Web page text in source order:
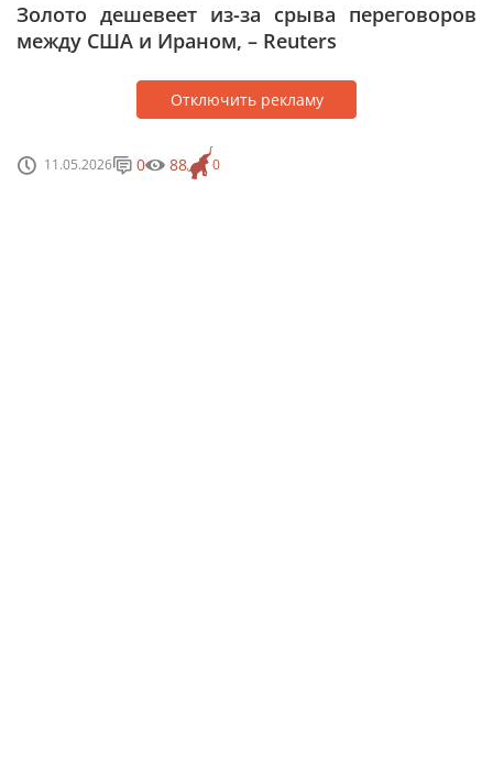
Золото дешевеет из-за срыва переговоров
между США и Ираном, – Reuters
Отключить рекламу
11.05.2026 0
0 88